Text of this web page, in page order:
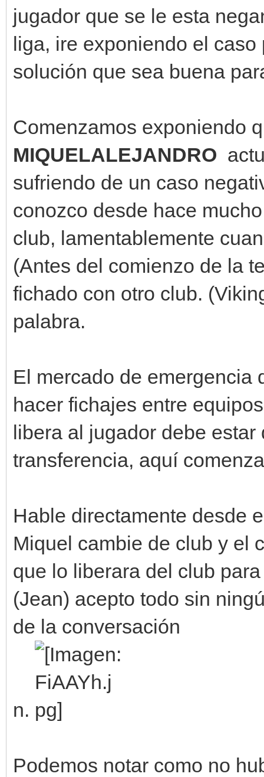
jugador que se le esta
liga, ire exponiendo el
solución que sea buena
Comenzamos exponiendo
MIQUELALEJANDRO
sufriendo de un caso
conozco desde hace
club, lamentablemente
(Antes del comienzo de la
fichado con otro club.
palabra.
El mercado de emergencia
hacer fichajes entre
libera al jugador debe
transferencia, aquí
Hable directamente desde
Miquel cambie de club y el
que lo liberara del club
(Jean) acepto todo sin
de la conversación
n.
Podemos notar como no